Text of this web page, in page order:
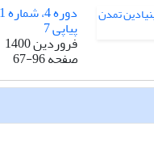
پیاپی 7
فروردین 1400
صفحه67-96